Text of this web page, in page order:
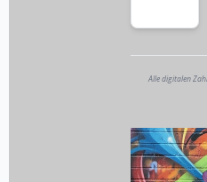
Alle digitalen